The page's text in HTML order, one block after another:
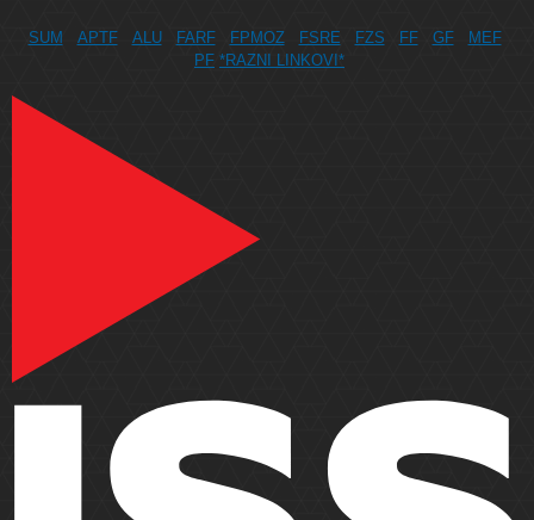
SUM APTF ALU FARF FPMOZ FSRE FZS FF GF
MEF
PF *RAZNI LINKOVI*